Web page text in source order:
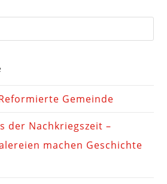
Gemeinde
der Nachkriegszeit –
machen Geschichte